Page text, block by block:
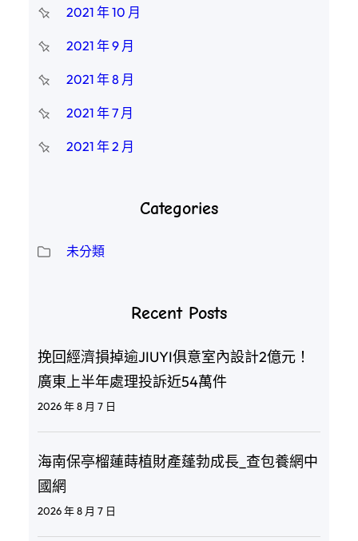
2021 年 10 月
2021 年 9 月
2021 年 8 月
2021 年 7 月
2021 年 2 月
Categories
未分類
Recent Posts
挽回經濟損掉逾JIUYI俱意室內設計2億元！
廣東上半年處理投訴近54萬件
2026 年 8 月 7 日
海南保亭榴蓮蒔植財產蓬勃成長_查包養網中
國網
2026 年 8 月 7 日